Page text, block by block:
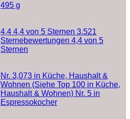
‎495 g
4,4 4,4 von 5 Sternen 3.521
Sternebewertungen 4,4 von 5
Sternen
Nr. 3,073 in Küche, Haushalt &
Wohnen (Siehe Top 100 in Küche,
Haushalt & Wohnen) Nr. 5 in
Espressokocher